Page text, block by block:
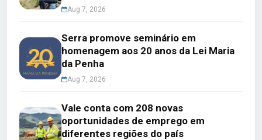
Aug 7, 2026
Serra promove seminário em
homenagem aos 20 anos da Lei Maria
da Penha
Aug 7, 2026
Vale conta com 208 novas
oportunidades de emprego em
diferentes regiões do país